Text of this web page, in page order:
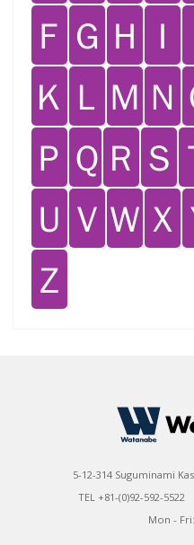
Ｆ Ｇ Ｈ Ｉ
Ｋ Ｌ Ｍ Ｎ
Ｐ Ｑ Ｒ Ｓ
Ｕ Ｖ Ｗ Ｘ
Ｚ
5-12-314 Suguminami
TEL +81-(0)92-592-
Mon -